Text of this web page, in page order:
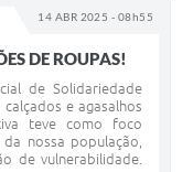
14 ABR 2025 - 08h55
DE ROUPAS!
de Solidariedade
e agasalhos
teve como foco
nossa população,
de vulnerabilidade.